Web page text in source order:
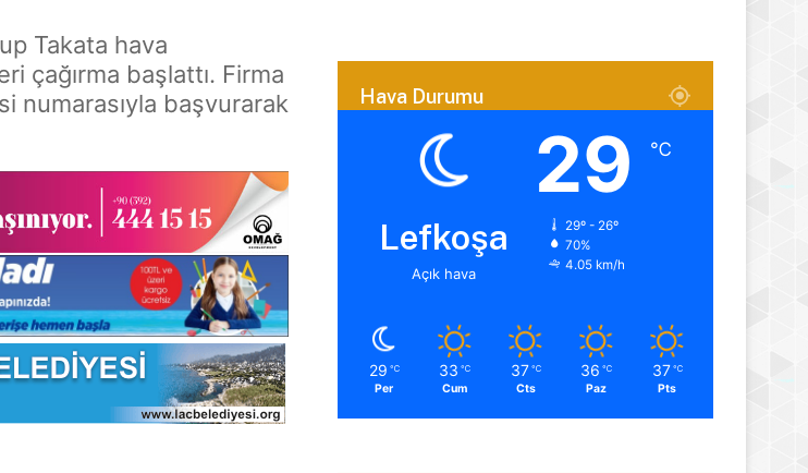
Takata hava
çağırma başlattı. Firma
numarasıyla başvurarak
Hava Durumu
Lefkoşa
Açık hava
29 ℃
29º - 26º
70%
4.05 km/h
29 ℃
Per
33 ℃
Cum
37 ℃
Cts
36 ℃
Paz
37 ℃
Pts